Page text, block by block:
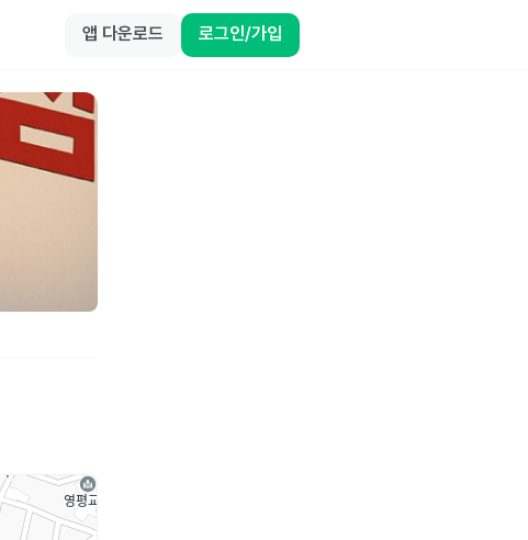
앱 다운로드 로그인/가입